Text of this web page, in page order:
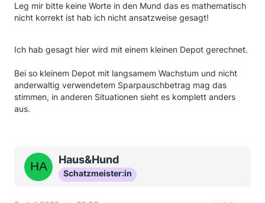
Leg mir bitte keine Worte in den Mund das es mathematisch
nicht korrekt ist hab ich nicht ansatzweise gesagt!
Ich hab gesagt hier wird mit einem kleinen Depot gerechnet.
Bei so kleinem Depot mit langsamem Wachstum und nicht
anderwaltig verwendetem Sparpauschbetrag mag das
stimmen, in anderen Situationen sieht es komplett anders
aus.
Haus&Hund
Schatzmeister:in